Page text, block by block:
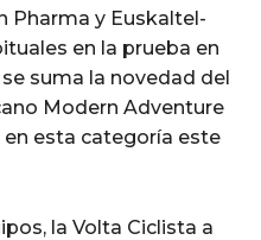
Pharma y Euskaltel-
en la prueba en
suma la novedad del
Modern Adventure
en esta categoría este
la Volta Ciclista a